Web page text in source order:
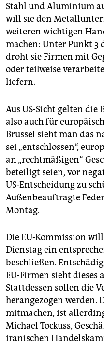
genossenschaft
epaper login
Stahl und Aluminium
will sie den
weiteren wichtigen
machen: Unter Punkt 3
droht sie Firmen mit
oder teilweise
liefern.
Aus US-Sicht gelten die
also auch für
Brüssel sieht man das
sei „entschlossen“,
an „rechtmäßigen“
beteiligt seien, vor
US-Entscheidung zu
Außenbeauftragte
Montag.
Die EU-Kommission
Dienstag ein
beschließen.
EU-Firmen sieht dieses
Stattdessen sollen die
herangezogen werden.
mitmachen, ist
Michael Tockuss,
iranischen